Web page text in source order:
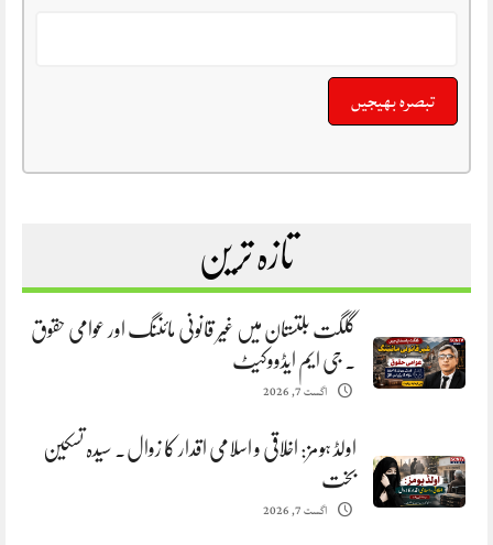
تازہ ترین
گلگت بلتستان میں غیر قانونی مائننگ اور عوامی حقوق
. جی ایم ایڈووکیٹ
اگست 7, 2026
اولڈ ہومز: اخلاقی و اسلامی اقدار کا زوال. سیدہ تسکین
بخت
اگست 7, 2026